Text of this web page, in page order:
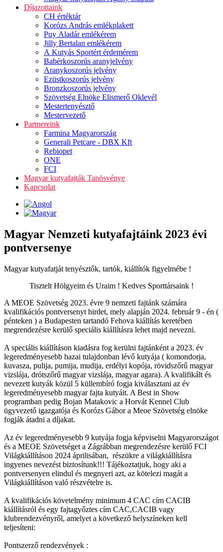
Díjazottaink
CH értéktár
Korózs András emlékplakett
Puy Aladár emlékérem
Jilly Bertalan emlékérem
A Kutyás Sportért érdemérem
Babérkoszorús aranyjelvény
Aranykoszorús jelvény
Ezüstkoszorús jelvény
Bronzkoszorús jelvény
Szövetség Elnöke Elismerő Oklevél
Mestertenyésztő
Mestervezető
Partnereink
Farmina Magyarország
Generali Petcare - DBX Kft
Rebiopet
ONE
FCI
Magyar kutyafajták Tanösvénye
Kapcsolat
Magyar Nemzeti kutyafajtáink 2023 évi
pontversenye
Magyar kutyafatját tenyésztők, tartók, kiállítók figyelmébe !
Tisztelt Hölgyeim és Uraim ! Kedves Sporttársaink !
A MEOE Szövetség 2023. évre 9 nemzeti fajtánk számára
kvalifikációs pontversenyt hirdet, mely alapján 2024. február 9 - én (
pénteken ) a Budapesten tartandó Fehova kiállítás keretében
megrendezésre kerülő speciális kiállításra lehet majd nevezni.
A speciális kiállításon kiadásra fog kerülni fajtánként a 2023. év
legeredményesebb hazai tulajdonban lévő kutyája ( komondorja,
kuvasza, pulija, pumija, mudija, erdélyi kopója, rövidszőrű magyar
vizslája, drótszőrű magyar vizslája, magyar agara). A kvalifikált és
nevezett kutyák közül 5 küllembíró fogja kiválasztani az év
legeredményesebb magyar fajta kutyáit. A Best in Show
programban pedig Bojan Matakovic a Horvát Kennel Club
ügyvezető igazgatója és Korózs Gábor a Meoe Szövetség elnöke
fogják átadni a díjakat.
Az év legeredményesebb 9 kutyája fogja képviselni Magyarországot
és a MEOE Szövetséget a Zágrábban megrendezésre kerülő FCI
Világkiállításon 2024 áprilisában, részükre a világkiállításra
ingyenes nevezést biztosítunk!!! Tájékoztatjuk, hogy aki a
pontversenyen elindul és megnyeri azt, az kötelezi magát a
Világkiállításon való részvételre is.
A kvalifikációs követelmény minimum 4 CAC cím CACIB
kiállításról és egy fajtagyőztes cím CAC,CACIB vagy
klubrendezvényről, amelyet a következő helyszíneken kell
teljesíteni:
Pontszerző rendezvények :